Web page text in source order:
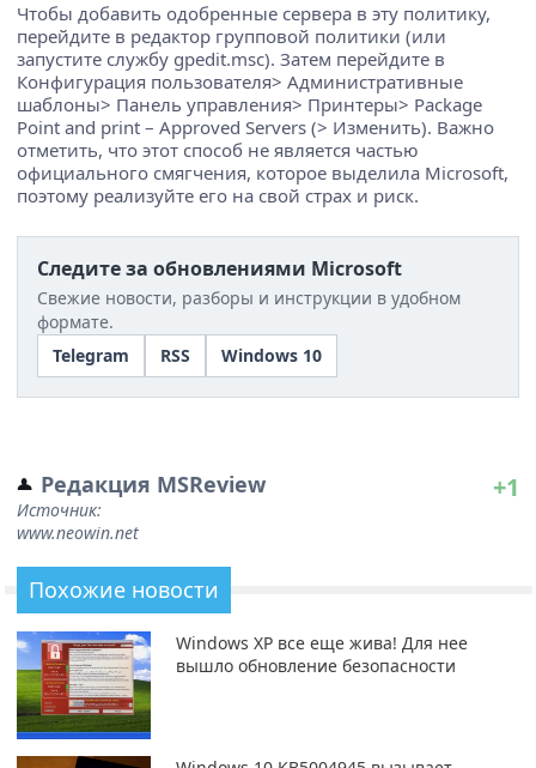
Чтобы добавить одобренные сервера в эту политику,
перейдите в редактор групповой политики (или
запустите службу gpedit.msc). Затем перейдите в
Конфигурация пользователя> Административные
шаблоны> Панель управления> Принтеры> Package
Point and print – Approved Servers (> Изменить). Важно
отметить, что этот способ не является частью
официального смягчения, которое выделила Microsoft,
поэтому реализуйте его на свой страх и риск.
Следите за обновлениями Microsoft
Свежие новости, разборы и инструкции в удобном
формате.
Telegram
RSS Windows 10
Редакция MSReview
Источник:
www.neowin.net
+1
Похожие новости
Windows XP все еще жива! Для нее
вышло обновление безопасности